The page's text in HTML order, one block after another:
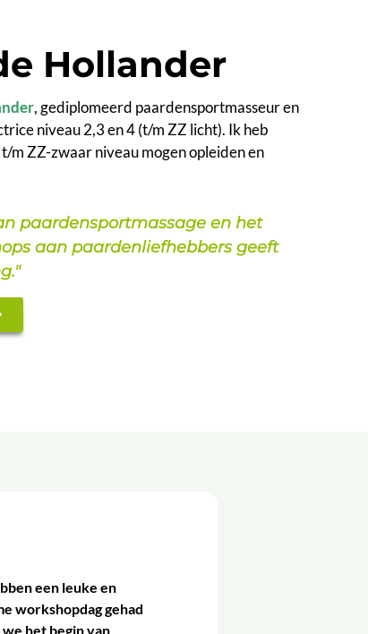
Hollander
, gediplomeerd paardensportmasseur en
niveau 2,3 en 4 (t/m ZZ licht). Ik heb
m ZZ-zwaar niveau mogen opleiden en
paardensportmassage en het
aan paardenliefhebbers geeft
een leuke en
workshopdag gehad
het begin van